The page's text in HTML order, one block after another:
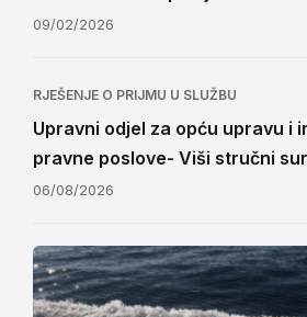
09/02/2026
RJEŠENJE O PRIJMU U SLUŽBU
Upravni odjel za opću upravu i
pravne poslove- Viši stručni
06/08/2026